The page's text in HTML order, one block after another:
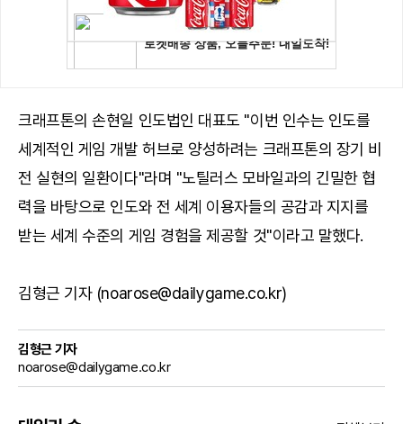
크래프톤의 손현일 인도법인 대표도 "이번 인수는 인도를
세계적인 게임 개발 허브로 양성하려는 크래프톤의 장기 비
전 실현의 일환이다"라며 "노틸러스 모바일과의 긴밀한 협
력을 바탕으로 인도와 전 세계 이용자들의 공감과 지지를
받는 세계 수준의 게임 경험을 제공할 것"이라고 말했다.
김형근 기자 (noarose@dailygame.co.kr)
김형근 기자
noarose@dailygame.co.kr